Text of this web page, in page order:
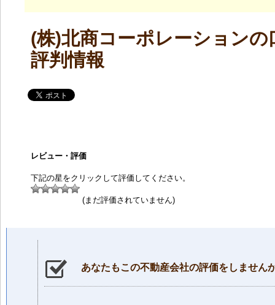
(株)北商コーポレーションの
評判情報
レビュー・評価
下記の星をクリックして評価してください。
(まだ評価されていません)
あなたもこの不動産会社の評価をしません